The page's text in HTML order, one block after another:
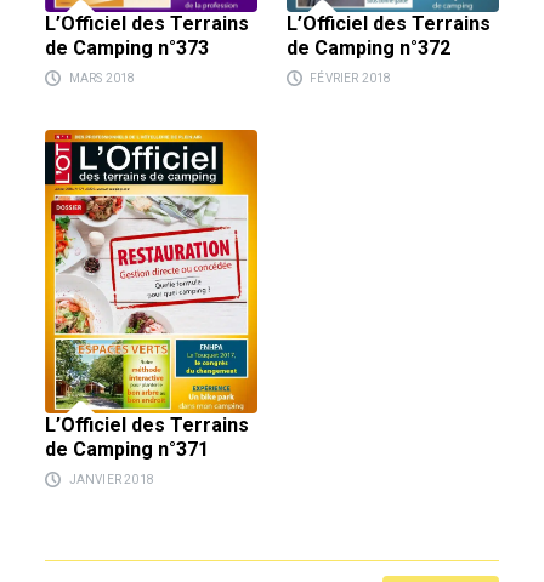
L’Officiel des Terrains
de Camping n°373
MARS 2018
L’Officiel des Terrains
de Camping n°372
FÉVRIER 2018
L’Officiel des Terrains
de Camping n°371
JANVIER 2018